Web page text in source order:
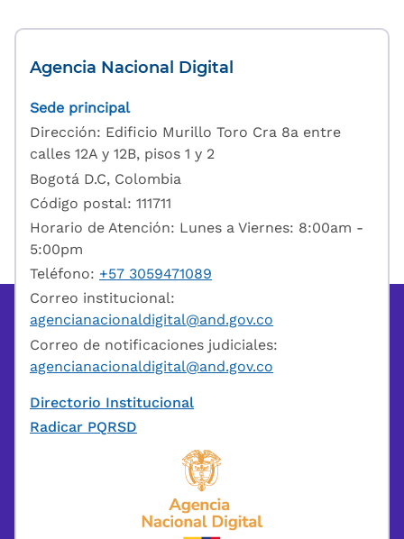
Agencia Nacional Digital
Sede principal
Dirección: Edificio Murillo Toro Cra 8a entre
calles 12A y 12B, pisos 1 y 2
Bogotá D.C, Colombia
Código postal: 111711
Horario de Atención: Lunes a Viernes: 8:00am -
5:00pm
Teléfono: +57 3059471089
Correo institucional:
agencianacionaldigital@and.gov.co
Correo de notificaciones judiciales:
agencianacionaldigital@and.gov.co
Directorio Institucional
Radicar PQRSD